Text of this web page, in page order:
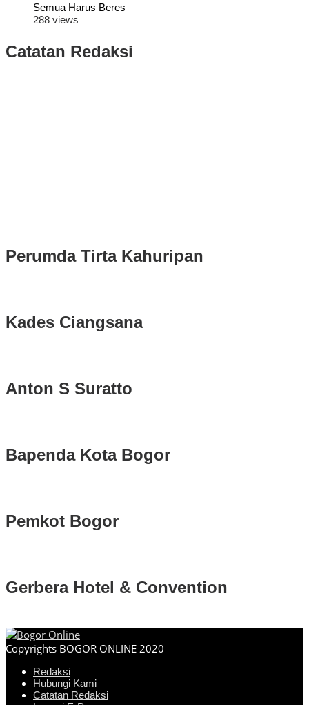
Semua Harus Beres
288 views
Catatan Redaksi
Perumda Tirta Kahuripan
Kades Ciangsana
Anton S Suratto
Bapenda Kota Bogor
Pemkot Bogor
Gerbera Hotel & Convention
Copyrights BOGOR ONLINE 2020
Redaksi
Hubungi Kami
Catatan Redaksi